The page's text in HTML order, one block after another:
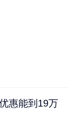
惠能到19万